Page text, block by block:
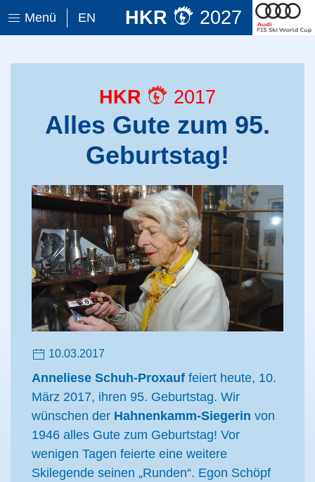
Menü EN HKR 2027
HKR 2017
Alles Gute zum 95.
Geburtstag!
10.03.2017
Anneliese Schuh-Proxauf feiert heute, 10.
März 2017, ihren 95. Geburtstag. Wir
wünschen der Hahnenkamm-Siegerin von
1946 alles Gute zum Geburtstag! Vor
wenigen Tagen feierte eine weitere
Skilegende seinen „Runden“. Egon Schöpf